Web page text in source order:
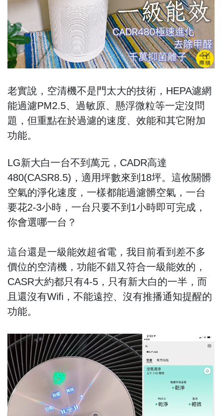
老實說，空清機不是門太大的技術，HEPA濾網
能過濾PM2.5、過敏原、懸浮微粒等一定沒問
題，但重點在於過濾的速度、效能和其它附加
功能。
LG新大白一台不到萬元，CADR高達
480(CASR8.5)，適用坪數來到18坪。這攸關髒
空氣的淨化速度，一樣都能過濾髒空氣，一台
要花2-3小時，一台只要不到1小時即可完成，
你會選哪一台？
這台還是一級能效超省電，我目前看到差不多
價位的空清機，功能不錯又符合一級能效的，
CASR大約都只有4-5，只有新大白的一半，而
且還沒有Wifi，不能遠控、沒有推播通知提醒的
功能。